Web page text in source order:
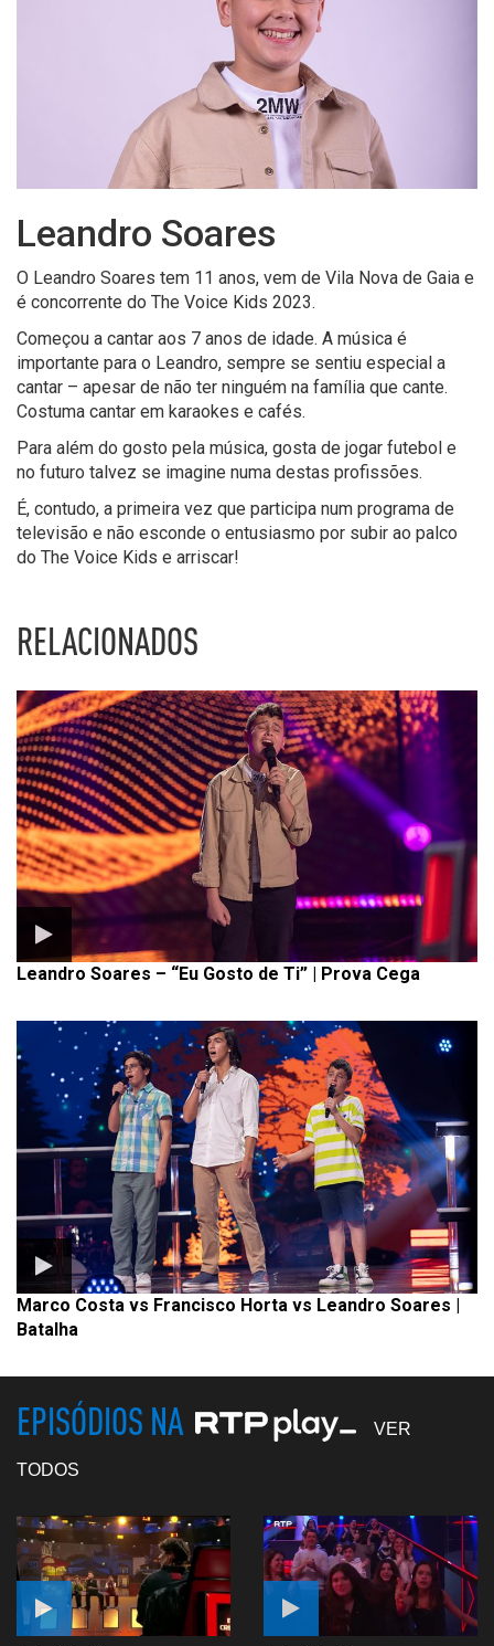
Leandro Soares
O Leandro Soares tem 11 anos, vem de Vila Nova de Gaia e
é concorrente do The Voice Kids 2023.
Começou a cantar aos 7 anos de idade. A música é
importante para o Leandro, sempre se sentiu especial a
cantar – apesar de não ter ninguém na família que cante.
Costuma cantar em karaokes e cafés.
Para além do gosto pela música, gosta de jogar futebol e
no futuro talvez se imagine numa destas profissões.
É, contudo, a primeira vez que participa num programa de
televisão e não esconde o entusiasmo por subir ao palco
do The Voice Kids e arriscar!
RELACIONADOS
Leandro Soares – “Eu Gosto de Ti” | Prova Cega
Marco Costa vs Francisco Horta vs Leandro Soares |
Batalha
EPISÓDIOS NA VER
TODOS